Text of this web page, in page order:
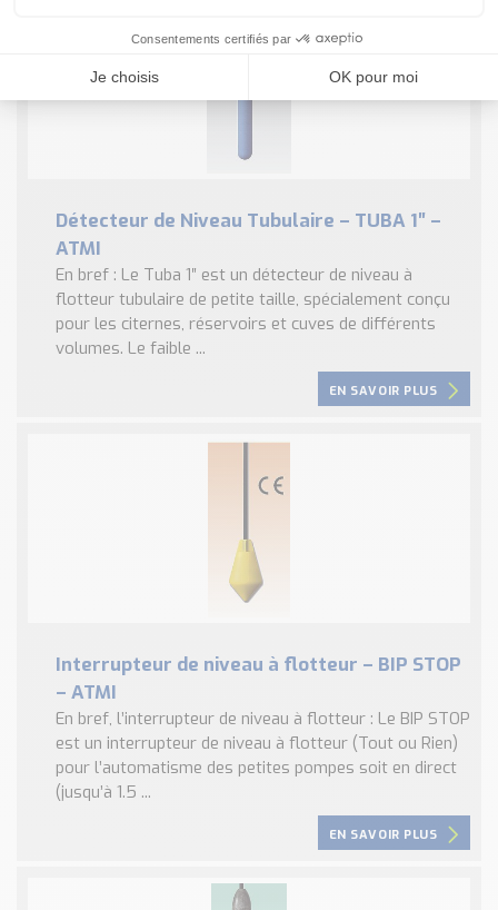
Détecteur de Niveau Tubulaire – TUBA 1″ –
ATMI
En bref : Le Tuba 1″ est un détecteur de niveau à
flotteur tubulaire de petite taille, spécialement conçu
pour les citernes, réservoirs et cuves de différents
volumes. Le faible ...
EN SAVOIR PLUS
Interrupteur de niveau à flotteur – BIP STOP
– ATMI
En bref, l’interrupteur de niveau à flotteur : Le BIP STOP
est un interrupteur de niveau à flotteur (Tout ou Rien)
pour l’automatisme des petites pompes soit en direct
(jusqu’à 1.5 ...
EN SAVOIR PLUS